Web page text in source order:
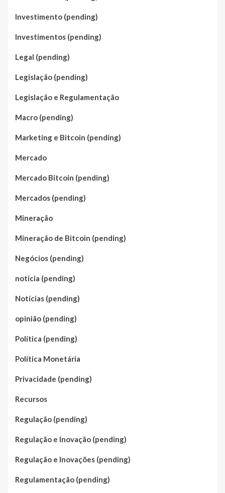
Investimento (pending)
Investimentos (pending)
Legal (pending)
Legislação (pending)
Legislação e Regulamentação
Macro (pending)
Marketing e Bitcoin (pending)
Mercado
Mercado Bitcoin (pending)
Mercados (pending)
Mineração
Mineração de Bitcoin (pending)
Negócios (pending)
noticia (pending)
Notícias (pending)
opinião (pending)
Política (pending)
Política Monetária
Privacidade (pending)
Recursos
Regulação (pending)
Regulação e Inovação (pending)
Regulação e Inovações (pending)
Regulamentação (pending)